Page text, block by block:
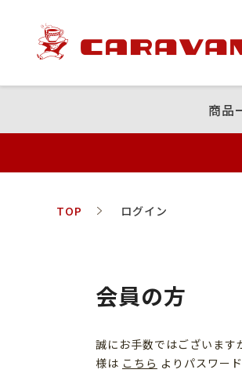
商品
TOP ログイン
会員の方
誠にお手数ではございます
様は こちら よりパスワー